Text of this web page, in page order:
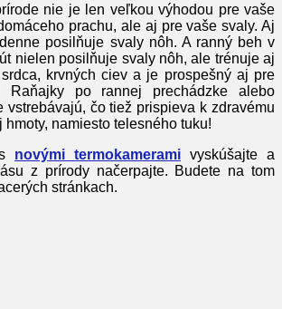
nie je len veľkou výhodou pre vaše
prachu, ale aj pre vaše svaly. Aj
posilňuje svaly nôh. A ranný beh v
nielen posilňuje svaly nôh, ale trénuje aj
krvných ciev a je prospešný aj pre
Raňajky po rannej prechádzke alebo
vstrebávajú, čo tiež prispieva k zdravému
hmoty, namiesto telesného tuku!
novými termokamerami vyskúšajte a
z prírody načerpajte. Budete na tom
stránkach.